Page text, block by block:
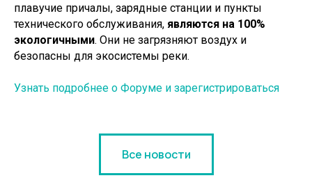
плавучие причалы, зарядные станции и пункты
технического обслуживания, являются на 100%
экологичными. Они не загрязняют воздух и
безопасны для экосистемы реки.
Узнать подробнее о Форуме и зарегистрироваться
Все новости